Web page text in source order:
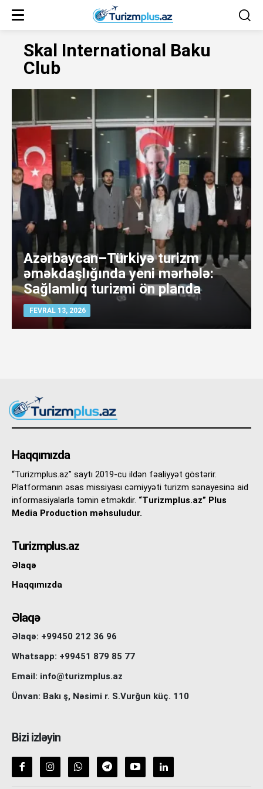
Skal International Baku
Club
Azərbaycan–Türkiyə turizm
əməkdaşlığında yeni mərhələ:
Sağlamlıq turizmi ön planda
FEVRAL 13, 2026
Haqqımızda
“Turizmplus.az” saytı 2019-cu ildən fəaliyyət göstərir.
Platformanın əsas missiyası cəmiyyəti turizm sənayesinə aid
informasiyalarla təmin etməkdir. “Turizmplus.az” Plus
Media Production məhsuludur.
Turizmplus.az
Əlaqə
Haqqımızda
Əlaqə
Əlaqə: +99450 212 36 96
Whatsapp: +99451 879 85 77
Email: info@turizmplus.az
Ünvan: Bakı ş, Nəsimi r. S.Vurğun küç. 110
Bizi izləyin